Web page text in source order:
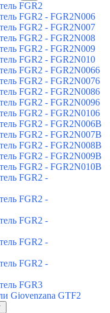
FGR2
FGR2 - FGR2N006
FGR2 - FGR2N007
FGR2 - FGR2N008
FGR2 - FGR2N009
FGR2 - FGR2N010
FGR2 - FGR2N0066
FGR2 - FGR2N0076
FGR2 - FGR2N0086
FGR2 - FGR2N0096
FGR2 - FGR2N0106
FGR2 - FGR2N006B
FGR2 - FGR2N007B
FGR2 - FGR2N008B
FGR2 - FGR2N009B
FGR2 - FGR2N010B
FGR2 -
FGR2 -
FGR2 -
FGR2 -
FGR2 -
FGR3
Giovenzana GTF2